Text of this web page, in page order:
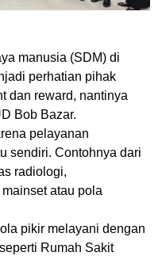
manusia (SDM) di
perhatian pihak
dan reward, nantinya
Bob Bazar.
pelayanan
sendiri. Contohnya dari
radiologi,
atau pola
pikir melayani dengan
Rumah Sakit